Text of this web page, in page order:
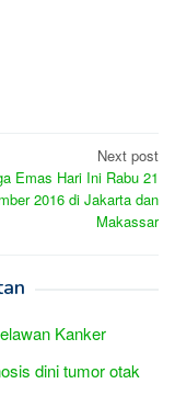
Next post
Emas Hari Ini Rabu 21
2016 di Jakarta dan
Makassar
Kanker
dini tumor otak